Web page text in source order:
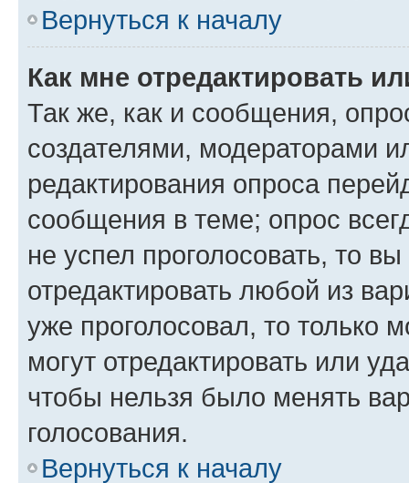
Вернуться к началу
Как мне отредактировать
Так же, как и сообщения,
создателями, модераторами
редактирования опроса
сообщения в теме; опрос
не успел проголосовать, то
отредактировать любой из
уже проголосовал, то только
могут отредактировать или
чтобы нельзя было менять
голосования.
Вернуться к началу